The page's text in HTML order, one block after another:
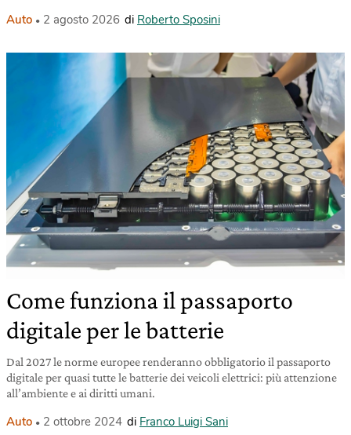
Auto 2 agosto 2026 di Roberto Sposini
Come funziona il passaporto
digitale per le batterie
Dal 2027 le norme europee renderanno obbligatorio il passaporto
digitale per quasi tutte le batterie dei veicoli elettrici: più attenzione
all’ambiente e ai diritti umani.
Auto 2 ottobre 2024 di Franco Luigi Sani